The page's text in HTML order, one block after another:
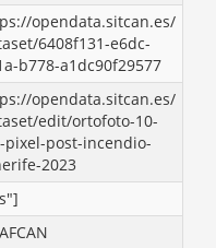
opendata.sitcan.es/
6408f131-e6dc-
b778-a1dc90f29577
opendata.sitcan.es/
edit/ortofoto-10-
pixel-post-incendio-
2023